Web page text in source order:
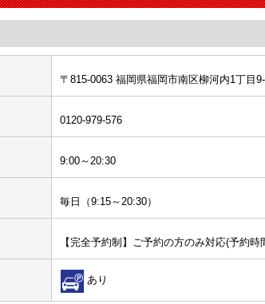
〒815-0063 福岡県福岡市南区柳河内1丁目
0120-979-576
9:00～20:30
毎日（9:15～20:30）
【完全予約制】ご予約の方のみ対応(予約時
あり